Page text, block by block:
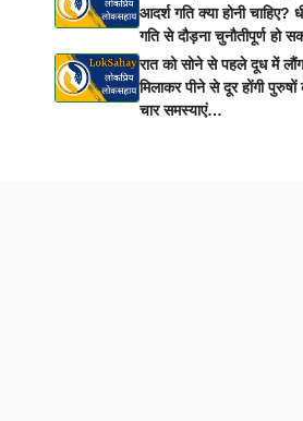
आदर्श गति क्या होनी चाहिए?
गति से दौड़ना चुनौतीपूर्ण हो
रात को सोने से पहले दूध में लौंग
मिलाकर पीने से दूर होंगी पुरुषों
चार समस्याएं…